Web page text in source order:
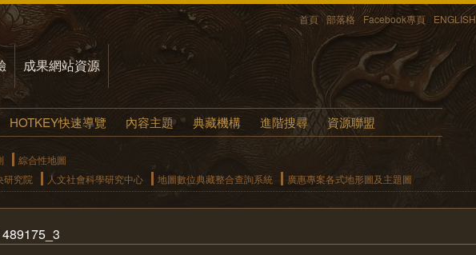
首頁 部落格 Facebook專頁 ENGLISH
成果網站資源
HOTKEY快速導覽 內容主題 典藏機構 進階搜尋 資源聯盟
綜合性地圖
研究院 人文社會科學研究中心 地圖數位典藏整合查詢系統 廣惠專案各式地形圖及主題圖